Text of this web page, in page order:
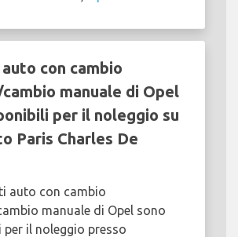
con cambio
manuale di Opel
per il noleggio su
Paris Charles De
auto con cambio
manuale di Opel sono
il noleggio presso